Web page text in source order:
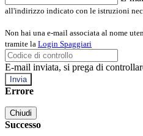
all'indirizzo indicato con le istruzioni
Non hai una e-mail associata al nome
tramite la Login Spaggiari
E-mail inviata, si prega di
Errore
Chiudi
Successo